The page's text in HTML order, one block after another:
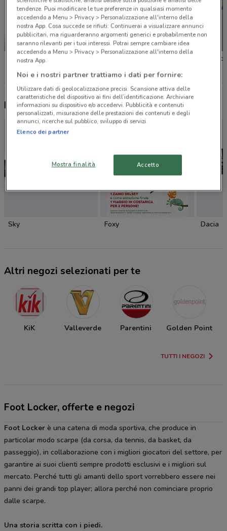
NUOVO
KiK
Nuovi prodotti da provare
Sky Foxy Dacia
Altri negozi selezionati per te
KiK Valleverde Parentini Golden Point
TUTTI I NEGOZI
Foot Locker, offerte e negozi
Foot Locker è una catena di moda sportiva, che produce in
particolar modo scarpe (da corsa, da tennis, da basket, da
passeggio), in collaborazione con i migliori giocatori del settore, per
garantire ai suoi clienti sempre prodotti esclusivi e i migliori sul
mercato. Perché tutti gli amanti dello sport vorrebbero essere nei
panni dei grandi top player; allora perché non cominciare proprio
dalle scarpe.
Una storia scritta con i piedi.
tendenze. Puoi modificare le tue preferenze in qualsiasi momento
accedendo a Menu > Privacy > Personalizzazione all'interno della
nostra App. Cosa succede se rifiuti: Continuerai a visualizzare annunci
pubblicitari, ma riguarderanno argomenti generici e probabilmente non
saranno rilevanti per i tuoi interessi. Potrai sempre cambiare idea
accedendo a Menu > Privacy > Personalizzazione all'interno della
nostra App.
Noi e i nostri partner trattiamo i dati per fornire:
Utilizzare dati di geolocalizzazione precisi. Scansione attiva delle
caratteristiche del dispositivo ai fini dell’identificazione. Archiviare
informazioni su dispositivo e/o accedervi. Pubblicità e contenuti
personalizzati, misurazione delle prestazioni dei contenuti e degli
annunci, ricerche sul pubblico, sviluppo di servizi.
Elenco dei partner
Mostra finalità Accetto